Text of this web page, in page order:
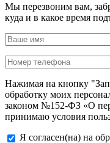
Мы перезвоним вам,
куда и в какое время
Нажимая на кнопку
обработку моих
законом №152-ФЗ «О
принимаю условия
Я согласен(на) на